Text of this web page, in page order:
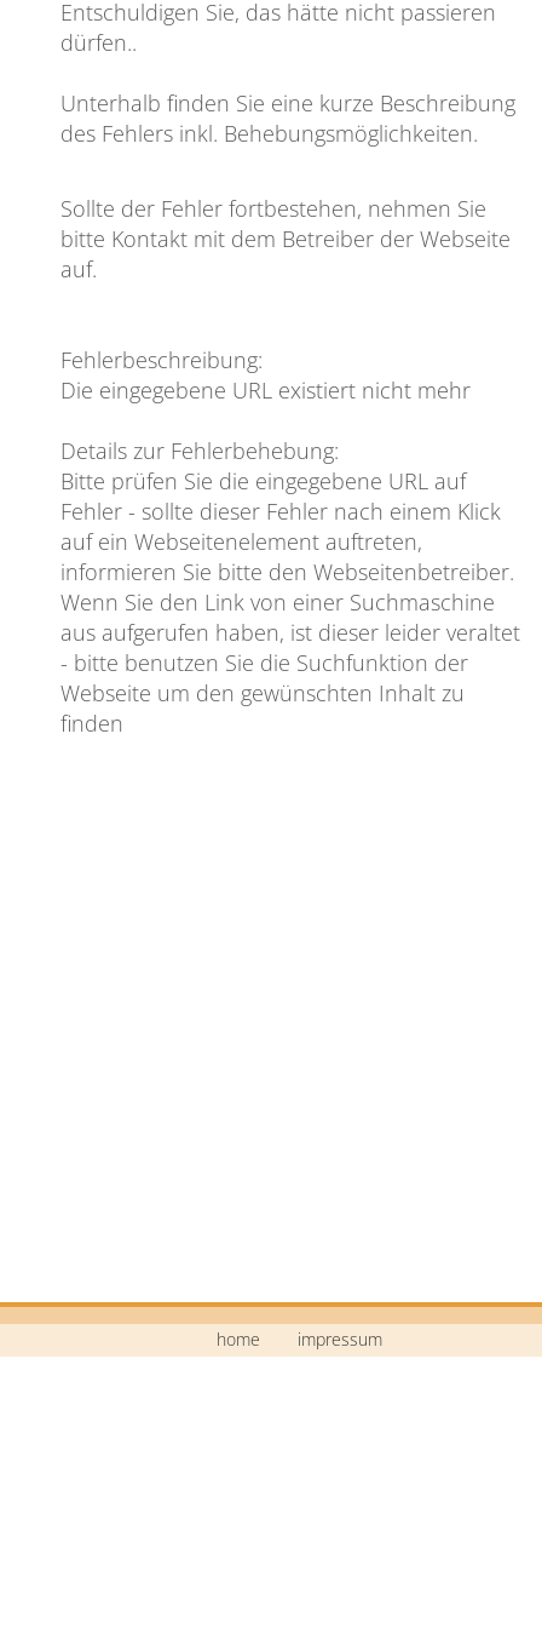
Entschuldigen Sie, das hätte nicht passieren
dürfen..
Unterhalb finden Sie eine kurze Beschreibung
des Fehlers inkl. Behebungsmöglichkeiten.
Sollte der Fehler fortbestehen, nehmen Sie
bitte Kontakt mit dem Betreiber der Webseite
auf.
Fehlerbeschreibung:
Die eingegebene URL existiert nicht mehr
Details zur Fehlerbehebung:
Bitte prüfen Sie die eingegebene URL auf
Fehler - sollte dieser Fehler nach einem Klick
auf ein Webseitenelement auftreten,
informieren Sie bitte den Webseitenbetreiber.
Wenn Sie den Link von einer Suchmaschine
aus aufgerufen haben, ist dieser leider veraltet
- bitte benutzen Sie die Suchfunktion der
Webseite um den gewünschten Inhalt zu
finden
home impressum